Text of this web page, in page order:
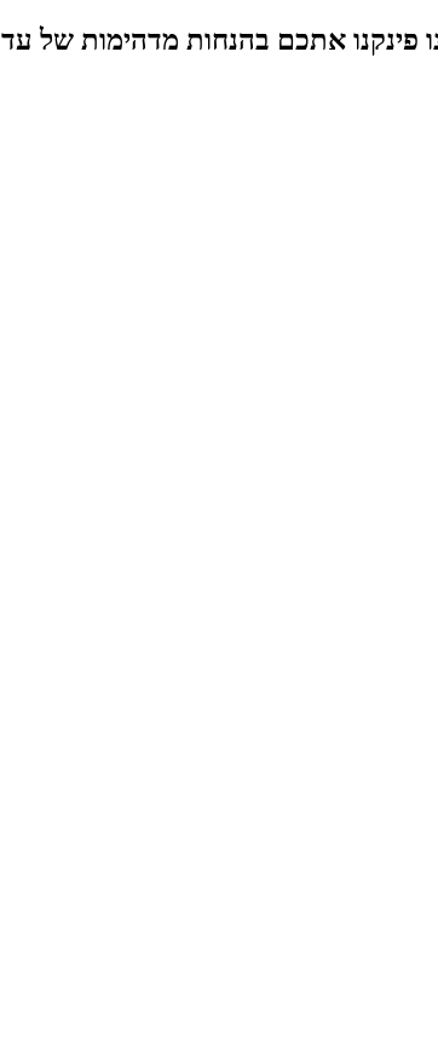
אתכם בהנחות מדהימות של עד 50% הנחה